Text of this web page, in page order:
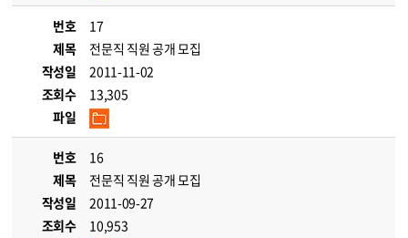
번호
17
제목
전문직 직원 공개 모집
작성일
2011-11-02
조회수
13,305
파일
번호
16
제목
전문직 직원 공개 모집
작성일
2011-09-27
조회수
10,953